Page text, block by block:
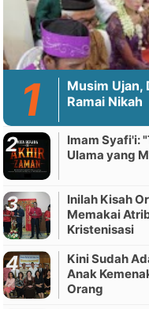
Musim Ujan,
Ramai Nikah
Imam Syafi'i:
Ulama yang
Inilah Kisah
Memakai
Kristenisasi
Kini Sudah
Anak
Orang